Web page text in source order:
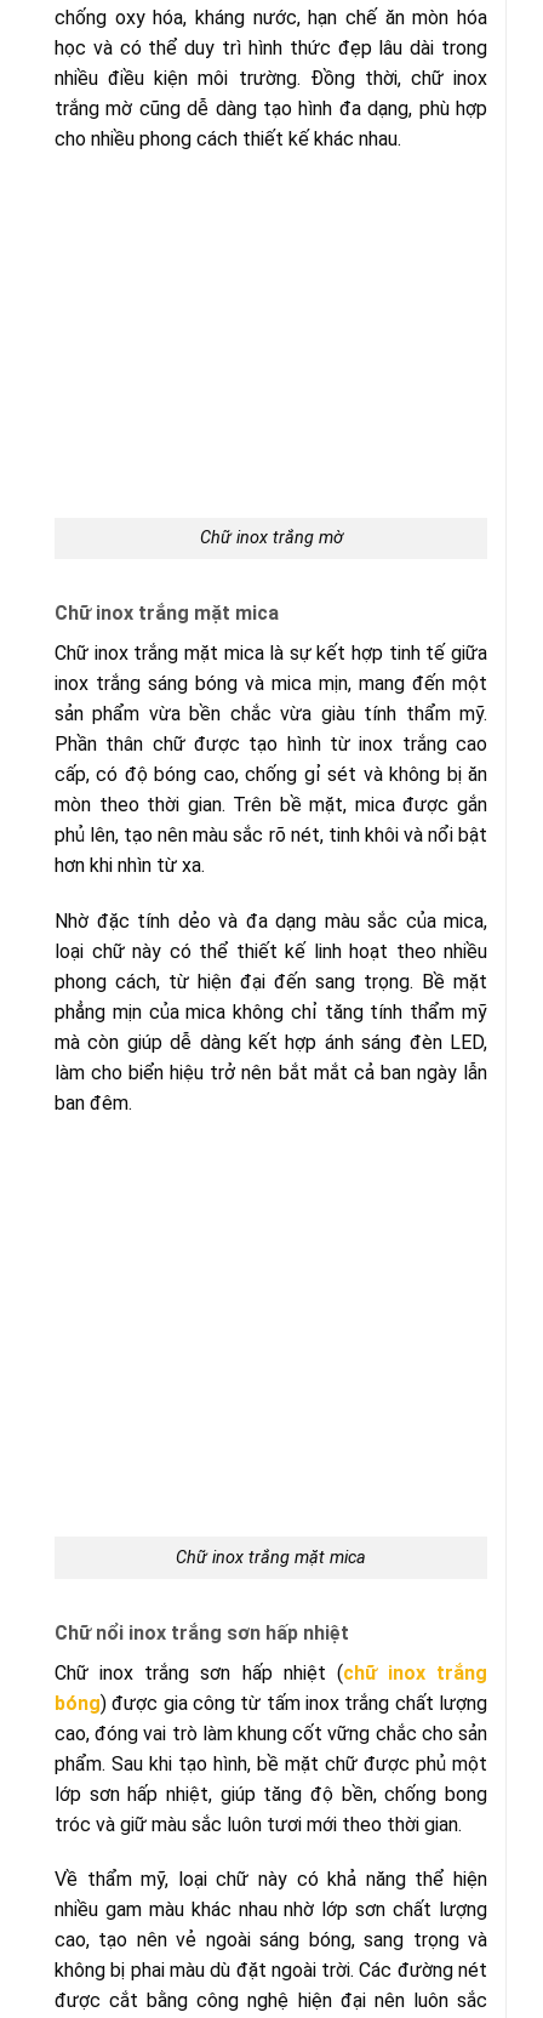
chống oxy hóa, kháng nước, hạn chế ăn mòn hóa
học và có thể duy trì hình thức đẹp lâu dài trong
nhiều điều kiện môi trường. Đồng thời, chữ inox
trắng mờ cũng dễ dàng tạo hình đa dạng, phù hợp
cho nhiều phong cách thiết kế khác nhau.
Chữ inox trắng mờ
Chữ inox trắng mặt mica
Chữ inox trắng mặt mica là sự kết hợp tinh tế giữa
inox trắng sáng bóng và mica mịn, mang đến một
sản phẩm vừa bền chắc vừa giàu tính thẩm mỹ.
Phần thân chữ được tạo hình từ inox trắng cao
cấp, có độ bóng cao, chống gỉ sét và không bị ăn
mòn theo thời gian. Trên bề mặt, mica được gắn
phủ lên, tạo nên màu sắc rõ nét, tinh khôi và nổi bật
hơn khi nhìn từ xa.
Nhờ đặc tính dẻo và đa dạng màu sắc của mica,
loại chữ này có thể thiết kế linh hoạt theo nhiều
phong cách, từ hiện đại đến sang trọng. Bề mặt
phẳng mịn của mica không chỉ tăng tính thẩm mỹ
mà còn giúp dễ dàng kết hợp ánh sáng đèn LED,
làm cho biển hiệu trở nên bắt mắt cả ban ngày lẫn
ban đêm.
Chữ inox trắng mặt mica
Chữ nổi inox trắng sơn hấp nhiệt
Chữ inox trắng sơn hấp nhiệt (chữ inox trắng
bóng) được gia công từ tấm inox trắng chất lượng
cao, đóng vai trò làm khung cốt vững chắc cho sản
phẩm. Sau khi tạo hình, bề mặt chữ được phủ một
lớp sơn hấp nhiệt, giúp tăng độ bền, chống bong
tróc và giữ màu sắc luôn tươi mới theo thời gian.
Về thẩm mỹ, loại chữ này có khả năng thể hiện
nhiều gam màu khác nhau nhờ lớp sơn chất lượng
cao, tạo nên vẻ ngoài sáng bóng, sang trọng và
không bị phai màu dù đặt ngoài trời. Các đường nét
được cắt bằng công nghệ hiện đại nên luôn sắc